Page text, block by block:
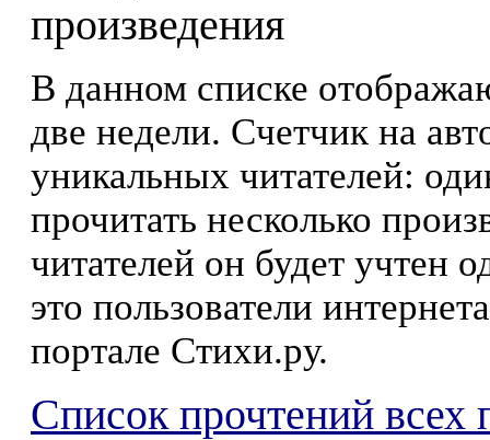
произведения
В данном списке
две недели. Счетчик на
уникальных читателей:
прочитать несколько
читателей он будет учтен
это пользователи
портале Стихи.ру.
Список прочтений всех